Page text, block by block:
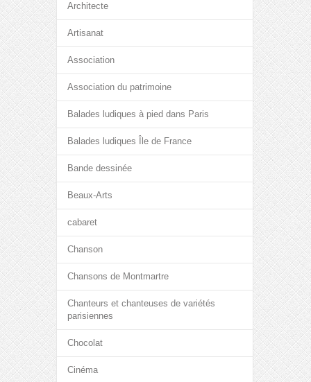
Architecte
Artisanat
Association
Association du patrimoine
Balades ludiques à pied dans Paris
Balades ludiques Île de France
Bande dessinée
Beaux-Arts
cabaret
Chanson
Chansons de Montmartre
Chanteurs et chanteuses de variétés
parisiennes
Chocolat
Cinéma